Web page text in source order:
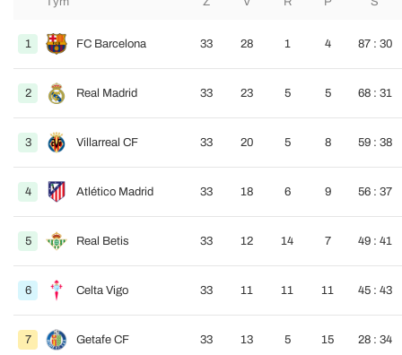
1 FC Barcelona 33 28 1 4 87 : 30
2 Real Madrid 33 23 5 5 68 : 31
3 Villarreal CF 33 20 5 8 59 : 38
4 Atlético Madrid 33 18 6 9 56 : 37
5 Real Betis 33 12 14 7 49 : 41
6 Celta Vigo 33 11 11 11 45 : 43
7 Getafe CF 33 13 5 15 28 : 34